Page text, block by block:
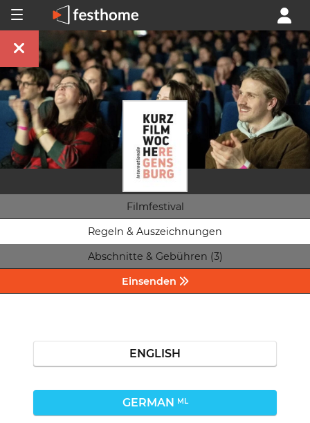
Filmfestival
Regeln & Auszeichnungen
Abschnitte & Gebühren (3)
Einsenden
ENGLISH
GERMAN ML